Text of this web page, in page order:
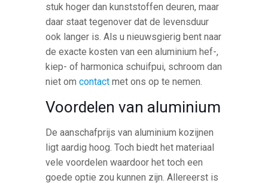
stuk hoger dan kunststoffen deuren, maar
daar staat tegenover dat de levensduur
ook langer is. Als u nieuwsgierig bent naar
de exacte kosten van een aluminium hef-,
kiep- of harmonica schuifpui, schroom dan
niet omcontact met ons op te nemen.
Voordelen van aluminium
De aanschafprijs van aluminium kozijnen
ligt aardig hoog. Toch biedt het materiaal
vele voordelen waardoor het toch een
goede optie zou kunnen zijn. Allereerst is